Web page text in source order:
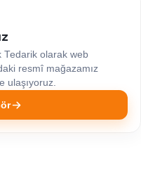
Tedarik olarak web
resmî mağazamız
ulaşıyoruz.